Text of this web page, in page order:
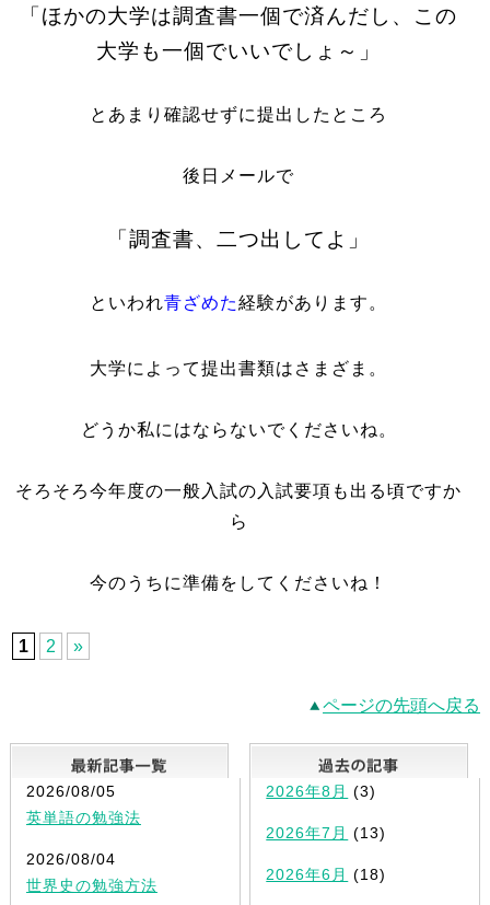
「ほかの大学は調査書一個で済んだし、この
大学も一個でいいでしょ～」
とあまり確認せずに提出したところ
後日メールで
「調査書、二つ出してよ」
といわれ青ざめた経験があります。
大学によって提出書類はさまざま。
どうか私にはならないでくださいね。
そろそろ今年度の一般入試の入試要項も出る頃ですか
ら
今のうちに準備をしてくださいね！
1 2 »
ページの先頭へ戻る
最新記事一覧
2026/08/05
英単語の勉強法
2026/08/04
世界史の勉強方法
2026年8月 (3)
2026年7月 (13)
2026年6月 (18)